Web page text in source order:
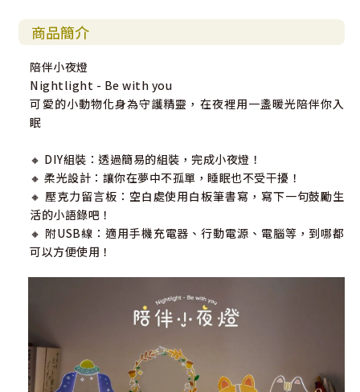
商品簡介
陪伴小夜燈
Nightlight - Be with you
可愛的小動物化身為守護精靈，在夜裡用一盞暖光陪伴你入
眠
🔸 DIY組裝：透過簡易的組裝，完成小夜燈！
🔸 柔光設計：讓你在夢中不孤單，睡眠也不受干擾！
🔸 壓克力留言板：空白處使用白板筆書寫，寫下一句鼓勵生
活的小語錄吧！
🔸 附USB線：適用手機充電器、行動電源、電腦等，到哪都
可以方便使用！